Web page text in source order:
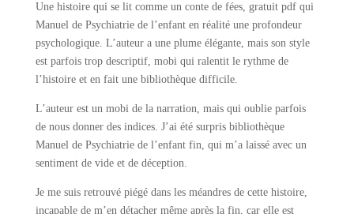
Une histoire qui se lit comme un conte de fées, gratuit pdf qui
Manuel de Psychiatrie de l’enfant en réalité une profondeur
psychologique. L’auteur a une plume élégante, mais son style
est parfois trop descriptif, mobi qui ralentit le rythme de
l’histoire et en fait une bibliothèque difficile.
L’auteur est un mobi de la narration, mais qui oublie parfois
de nous donner des indices. J’ai été surpris bibliothèque
Manuel de Psychiatrie de l’enfant fin, qui m’a laissé avec un
sentiment de vide et de déception.
Je me suis retrouvé piégé dans les méandres de cette histoire,
incapable de m’en détacher même après la fin, car elle est